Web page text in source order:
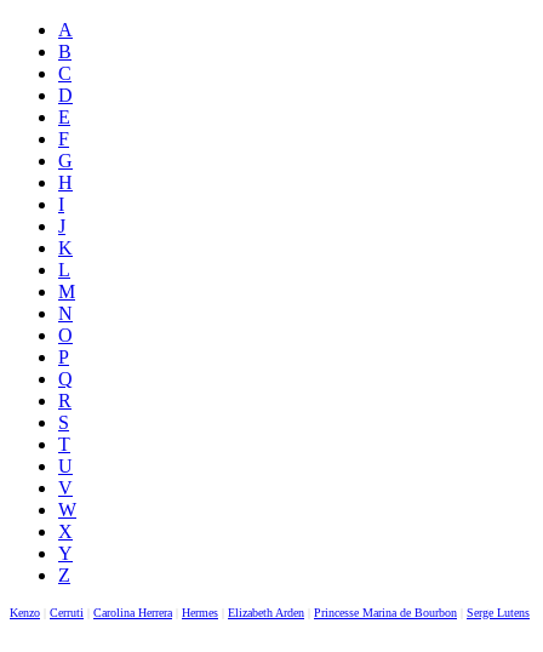
A
B
C
D
E
F
G
H
I
J
K
L
M
N
O
P
Q
R
S
T
U
V
W
X
Y
Z
Kenzo Cerruti Carolina Herrera Hermes Elizabeth Arden Princesse Marina de Bourbon Serge Lutens